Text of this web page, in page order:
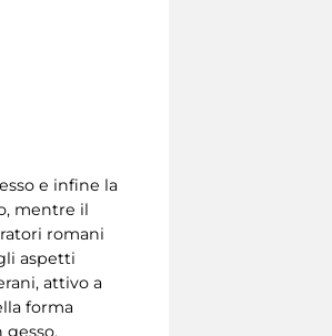
e infine la
mentre il
romani
aspetti
attivo a
forma
gesso.